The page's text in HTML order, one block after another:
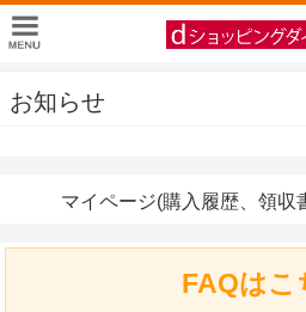
お知らせ
マイページ(購入履歴、領収
FAQはこ